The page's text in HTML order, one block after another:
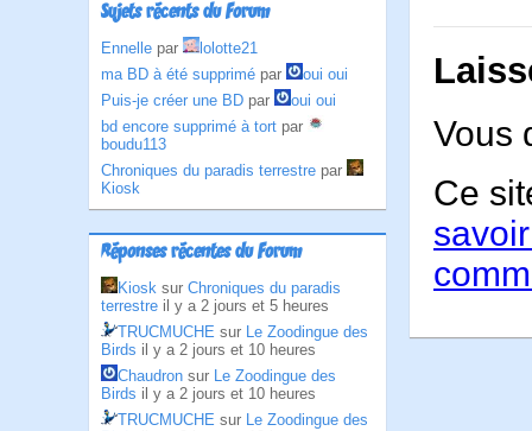
Sujets récents du Forum
Ennelle par
lolotte21
ma BD à été supprimé par
oui oui
Puis-je créer une BD par
oui oui
bd encore supprimé à tort par
boudu113
Chroniques du paradis terrestre par
Kiosk
Réponses récentes du Forum
Kiosk sur Chroniques du paradis
terrestre il y a 2 jours et 5 heures
TRUCMUCHE sur Le Zoodingue des
Birds il y a 2 jours et 10 heures
Chaudron sur Le Zoodingue des
Birds il y a 2 jours et 10 heures
TRUCMUCHE sur Le Zoodingue des
Vous
Ce